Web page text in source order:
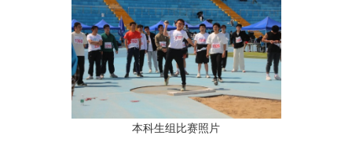
本科生组比赛照片